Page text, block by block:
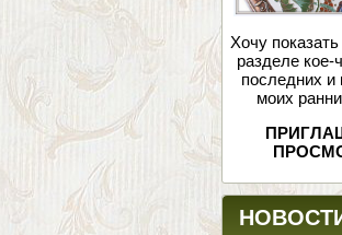
Хочу
разделе кое-
последних и
моих